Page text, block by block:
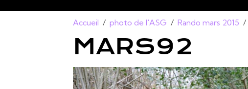
Accueil photo de l'ASG Rando mars 2015
MARS92